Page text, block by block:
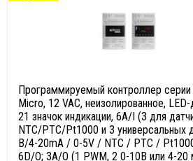
Программируемый контроллер
Micro, 12 VAC, неизолированное,
21 значок индикации, 6А/I (3 для
NTC/PTC/Pt1000 и 3 универсальных
В/4-20mA / 0-5V / NTC / PTC /
6D/O; 3A/O (1 PWM, 2 0-10В или 4-20